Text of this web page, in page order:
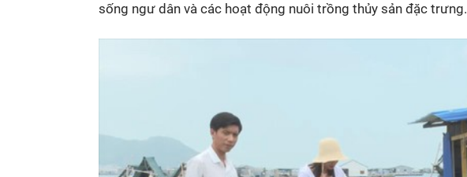
sống ngư dân và các hoạt động nuôi trồng thủy sản đặc trưng.